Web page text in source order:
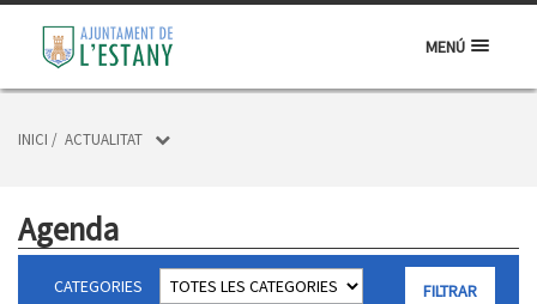
MENÚ
INICI / ACTUALITAT
Agenda
CATEGORIES